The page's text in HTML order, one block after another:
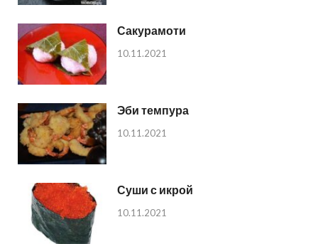
Сакурамоти
10.11.2021
Эби темпура
10.11.2021
Суши с икрой
10.11.2021